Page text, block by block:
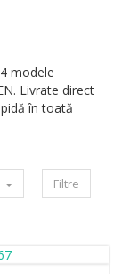
modele
Livrate direct
în toată
Filtre